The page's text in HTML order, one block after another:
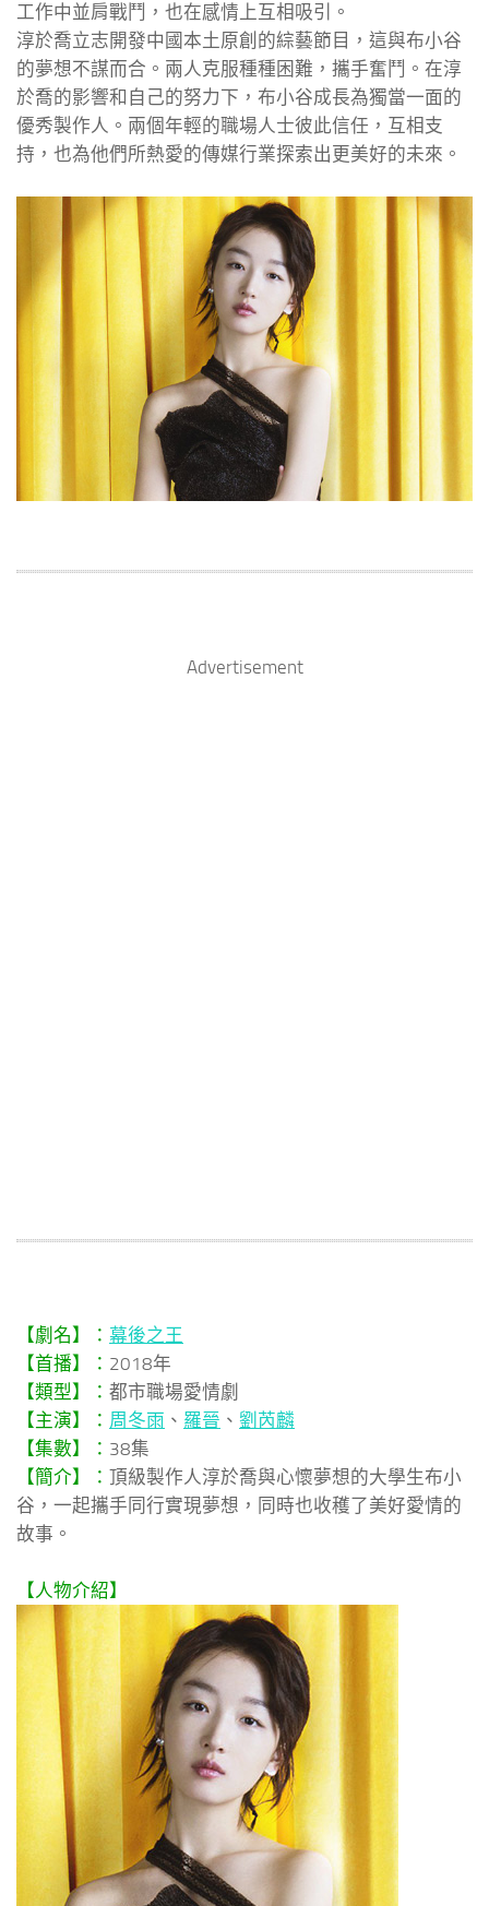
工作中並肩戰鬥，也在感情上互相吸引。
淳於喬立志開發中國本土原創的綜藝節目，這與布小谷
的夢想不謀而合。兩人克服種種困難，攜手奮鬥。在淳
於喬的影響和自己的努力下，布小谷成長為獨當一面的
優秀製作人。兩個年輕的職場人士彼此信任，互相支
持，也為他們所熱愛的傳媒行業探索出更美好的未來。
Advertisement
【劇名】： 幕後之王
【首播】： 2018年
【類型】： 都市職場愛情劇
【主演】： 周冬雨 、 羅晉 、 劉芮麟
【集數】： 38集
【簡介】： 頂級製作人淳於喬與心懷夢想的大學生布小
谷，一起攜手同行實現夢想，同時也收穫了美好愛情的
故事。
【人物介紹】